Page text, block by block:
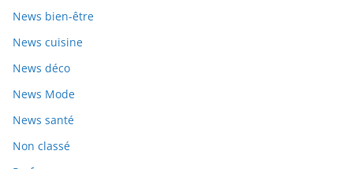
News bien-être
News cuisine
News déco
News Mode
News santé
Non classé